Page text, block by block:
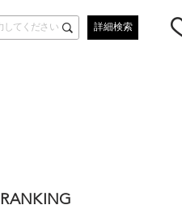
詳細検索
RANKING